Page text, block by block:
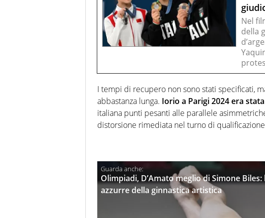
Nel
della
I tempi di recupero non sono stati specificati,
abbastanza lunga. Iorio a Parigi 2024 era
italiana punti pesanti alle parallele
distorsione rimediata nel turno di
Olimpiadi, D’Amato meglio di Simone
azzurre della ginnastica artistica